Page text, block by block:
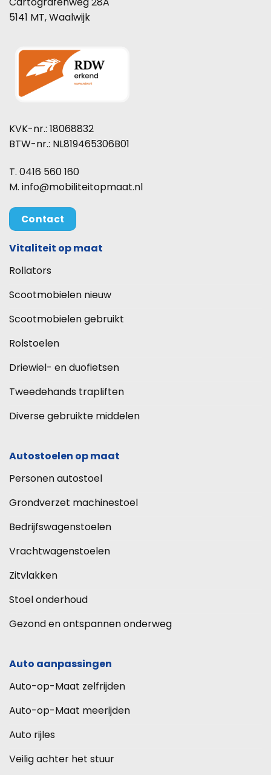
5141 MT, Waalwijk
KVK-nr.: 18068832
BTW-nr.: NL819465306B01
T. 0416 560 160
M. info@mobiliteitopmaat.nl
Contact
Vitaliteit op maat
Rollators
Scootmobielen nieuw
Scootmobielen gebruikt
Rolstoelen
Driewiel- en duofietsen
Tweedehands trapliften
Diverse gebruikte middelen
Autostoelen op maat
Personen autostoel
Grondverzet machinestoel
Bedrijfswagenstoelen
Vrachtwagenstoelen
Zitvlakken
Stoel onderhoud
Gezond en ontspannen onderweg
Auto aanpassingen
Auto-op-Maat zelfrijden
Auto-op-Maat meerijden
Auto rijles
Veilig achter het stuur